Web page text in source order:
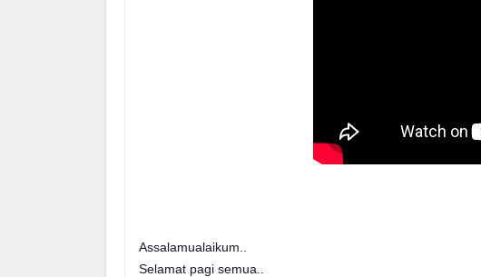
Assalamualaikum..
Selamat pagi semua..